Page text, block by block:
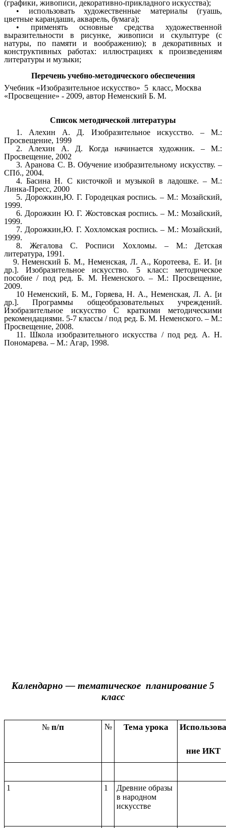
(графики, живописи, декоративно-прикладного искусства);
• использовать художественные материалы (гуашь,
цветные карандаши, акварель, бумага);
• применять основные средства художественной
выразительности в рисунке, живописи и скульптуре (с
натуры, по памяти и воображению); в декоративных и
конструктивных работах: иллюстрациях к произведениям
литературы и музыки;
Перечень учебно-методического обеспечения
Учебник «Изобразительное искусство» 5 класс, Москва
«Просвещение» - 2009, автор Неменский Б. М.
Список методической литературы
1. Алехин А. Д. Изобразительное искусство. – М.:
Просвещение, 1999
2. Алехин А. Д. Когда начинается художник. – М.:
Просвещение, 2002
3. Аранова С. В. Обучение изобразительному искусству. –
СПб., 2004.
4. Басина Н. С кисточкой и музыкой в ладошке. – М.:
Линка-Пресс, 2000
5. Дорожкин,Ю. Г. Городецкая роспись. – М.: Мозайский,
1999.
6. Дорожкин Ю. Г. Жостовская роспись. – М.: Мозайский,
1999.
7. Дорожкин,Ю. Г. Хохломская роспись. – М.: Мозайский,
1999.
8. Жегалова С. Росписи Хохломы. – М.: Детская
литература, 1991.
9. Неменский Б. М., Неменская, Л. А., Коротеева, Е. И. [и
др.]. Изобразительное искусство. 5 класс: методическое
пособие / под ред. Б. М. Неменского. – М.: Просвещение,
2009.
10 Неменский, Б. М., Горяева, Н. А., Неменская, Л. А. [и
др.]. Программы общеобразовательных учреждений.
Изобразительное искусство С краткими методическими
рекомендациями. 5-7 классы / под ред. Б. М. Неменского. – М.:
Просвещение, 2008.
11. Школа изобразительного искусства / под ред. А. Н.
Пономарева. – М.: Агар, 1998.
Календарно — тематическое планирование 5
класс
№ п/п № Тема урока Использова
ние ИКТ
1 1
Древние образы
в народном
искусстве